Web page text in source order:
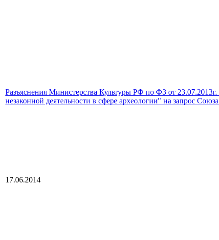
Разъяснения Министерства Культуры РФ по ФЗ от
незаконной деятельности в сфере археологии" на запрос
17.06.2014